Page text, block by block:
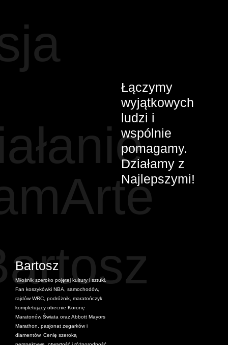
Łączymy
wyjątkowych
ludzi i
wspólnie
pomagamy.
Działamy z
Najlepszymi!
Bartosz
Miłośnik szeroko pojętej kultury i sztuki.
Fan koszykówki NBA, samochodów,
rajdów WRC, podróżnik, maratończyk
kompletujący obecnie Koronę
Maratonów Świata oraz Abbott Mayors
Marathon, pasjonat zegarków i
diamentów. Cenię szeroką